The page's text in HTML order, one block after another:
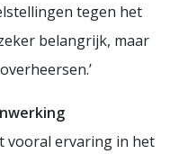
tegen het
belangrijk, maar
vooral ervaring in het